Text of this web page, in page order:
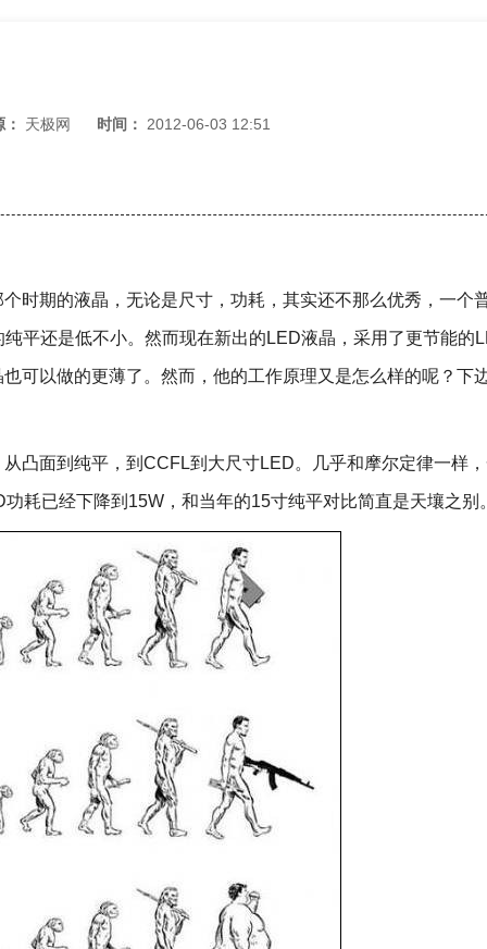
天极网 时间： 2012-06-03 12:51
期的液晶，无论是尺寸，功耗，其实还不那么优秀，一个
平还是低不小。然而现在新出的LED液晶，采用了更节能的
可以做的更薄了。然而，他的工作原理又是怎么样的呢？下
面到纯平，到CCFL到大尺寸LED。几乎和摩尔定律一样
耗已经下降到15W，和当年的15寸纯平对比简直是天壤之别